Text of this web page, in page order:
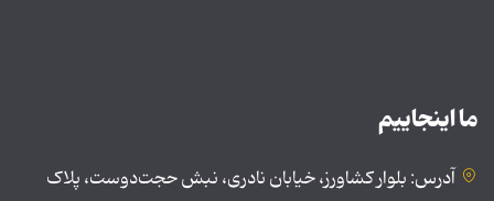
ما اینجاییم
آدرس: بلوار کشاورز، خیابان نادری، نبش حجت‌دوست، پلاک